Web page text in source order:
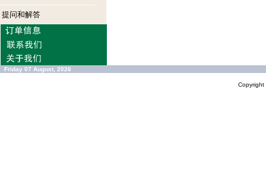
提问和解答
Friday 07 August, 2026